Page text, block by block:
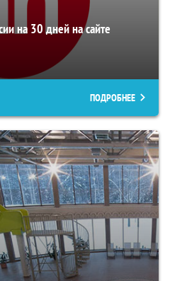
на 30 дней на сайте
ПОДРОБНЕЕ